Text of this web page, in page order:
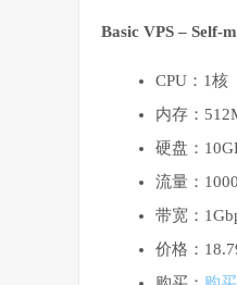
Basic VPS – Self-
CPU：1核
内存：
硬盘：
流量：
带宽：
价格：